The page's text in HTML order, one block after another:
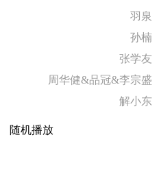
羽泉
孙楠
张学友
周华健&品冠&李宗盛
解小东
随机播放